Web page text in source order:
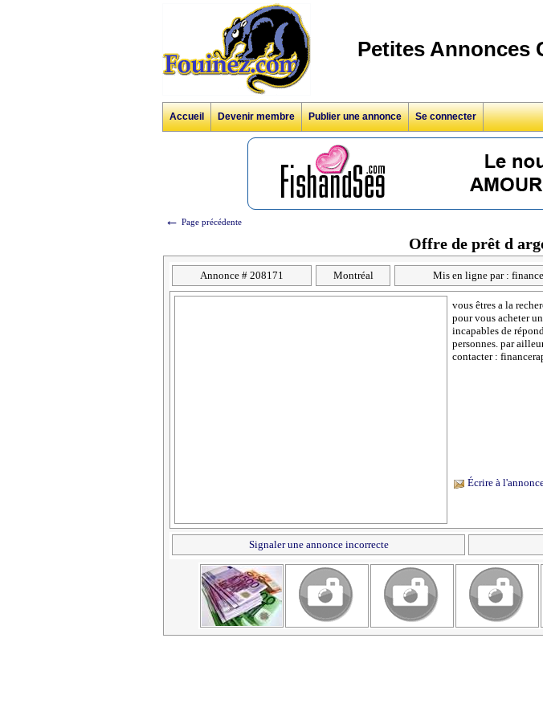
Petites Annonces
Accueil Devenir membre Publier une annonce Se connecter
← Page précédente
Offre de prêt d
Annonce # 208171 Montréal Mis en ligne par :
vous êtres a la
pour vous acheter
incapables de
personnes. par
contacter :
Écrire à
Signaler une annonce incorrecte